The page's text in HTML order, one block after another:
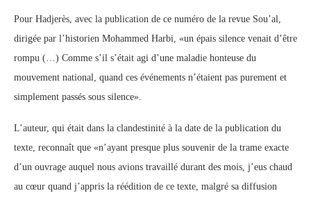
Pour Hadjerès, avec la publication de ce numéro de la revue Sou’al,
dirigée par l’historien Mohammed Harbi, «un épais silence venait d’être
rompu (…) Comme s’il s’était agi d’une maladie honteuse du
mouvement national, quand ces événements n’étaient pas purement et
simplement passés sous silence».
L’auteur, qui était dans la clandestinité à la date de la publication du
texte, reconnaît que «n’ayant presque plus souvenir de la trame exacte
d’un ouvrage auquel nous avions travaillé durant des mois, j’eus chaud
au cœur quand j’appris la réédition de ce texte, malgré sa diffusion